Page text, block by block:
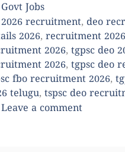
Categories
Govt Jobs
Tags
2026 recruitment, deo
2026, recruitment 2026
2026, tgpsc deo
2026, tgpsc deo
fbo recruitment 2026,
telugu, tspsc deo
Leave a comment